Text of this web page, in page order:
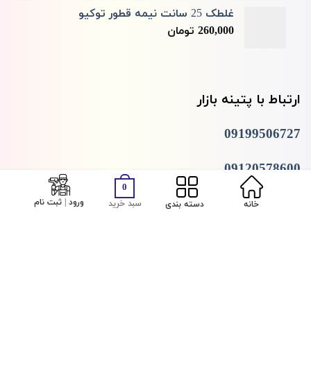
خانه دسته بندی
0
سبد خرید ورود | ثبت نام
غلطک 25 سانت نیمه قطور توکیو
260,000 تومان
ارتباط با پتینه بازار
09199506727
09120578600
02144709747